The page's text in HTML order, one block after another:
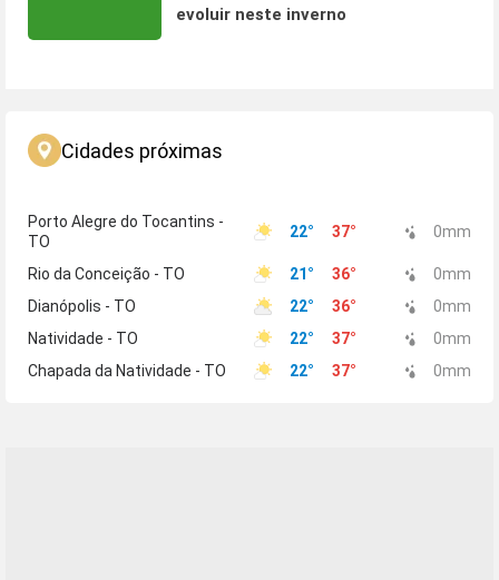
evoluir neste inverno
Cidades próximas
Porto Alegre do Tocantins -
TO
22° 37° 0mm
Rio da Conceição - TO 21° 36° 0mm
Dianópolis - TO
22° 36° 0mm
Natividade - TO
22° 37° 0mm
Chapada da Natividade - TO
22° 37° 0mm